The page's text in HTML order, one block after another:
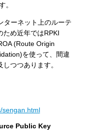
。
ターネット上のルーテ
ため近年ではRPKI
(Route Origin
を使って、間違
つつあります。
sengan.html
Public Key